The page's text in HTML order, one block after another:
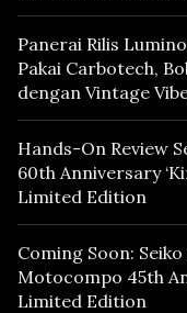
Panerai Rilis
Pakai Carbotech,
dengan Vintage
Hands-On Review
60th Anniversary
Limited Edition
Coming Soon:
Motocompo 45th
Limited Edition